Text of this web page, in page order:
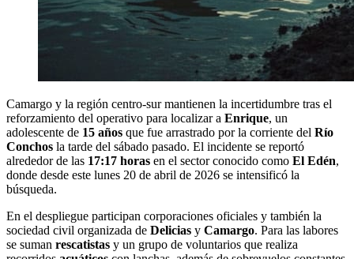
Camargo y la región centro-sur mantienen la incertidumbre tras el
reforzamiento del operativo para localizar a Enrique, un
adolescente de 15 años que fue arrastrado por la corriente del Río
Conchos la tarde del sábado pasado. El incidente se reportó
alrededor de las 17:17 horas en el sector conocido como El Edén,
donde desde este lunes 20 de abril de 2026 se intensificó la
búsqueda.
En el despliegue participan corporaciones oficiales y también la
sociedad civil organizada de Delicias y Camargo. Para las labores
se suman rescatistas y un grupo de voluntarios que realiza